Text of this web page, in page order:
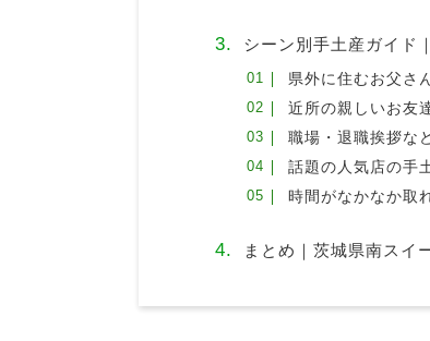
シーン別手土産ガイド
県外に住むお父さ
近所の親しいお友
職場・退職挨拶な
話題の人気店の手
時間がなかなか取
まとめ｜茨城県南スイ